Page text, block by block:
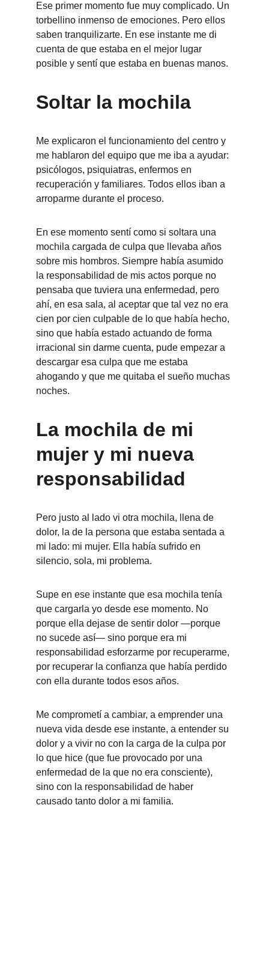
Ese primer momento fue muy complicado. Un
torbellino inmenso de emociones. Pero ellos
saben tranquilizarte. En ese instante me di
cuenta de que estaba en el mejor lugar
posible y sentí que estaba en buenas manos.
Soltar la mochila
Me explicaron el funcionamiento del centro y
me hablaron del equipo que me iba a ayudar:
psicólogos, psiquiatras, enfermos en
recuperación y familiares. Todos ellos iban a
arroparme durante el proceso.
En ese momento sentí como si soltara una
mochila cargada de culpa que llevaba años
sobre mis hombros. Siempre había asumido
la responsabilidad de mis actos porque no
pensaba que tuviera una enfermedad, pero
ahí, en esa sala, al aceptar que tal vez no era
cien por cien culpable de lo que había hecho,
sino que había estado actuando de forma
irracional sin darme cuenta, pude empezar a
descargar esa culpa que me estaba
ahogando y que me quitaba el sueño muchas
noches.
La mochila de mi
mujer y mi nueva
responsabilidad
Pero justo al lado vi otra mochila, llena de
dolor, la de la persona que estaba sentada a
mi lado: mi mujer. Ella había sufrido en
silencio, sola, mi problema.
Supe en ese instante que esa mochila tenía
que cargarla yo desde ese momento. No
porque ella dejase de sentir dolor —porque
no sucede así— sino porque era mi
responsabilidad esforzarme por recuperarme,
por recuperar la confianza que había perdido
con ella durante todos esos años.
Me comprometí a cambiar, a emprender una
nueva vida desde ese instante, a entender su
dolor y a vivir no con la carga de la culpa por
lo que hice (que fue provocado por una
enfermedad de la que no era consciente),
sino con la responsabilidad de haber
causado tanto dolor a mi familia.